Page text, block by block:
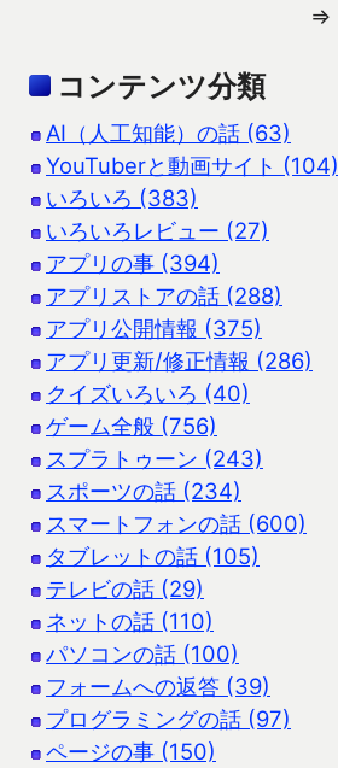
⇒
コンテンツ分類
AI（人工知能）の話 (63)
YouTuberと動画サイト (104)
いろいろ (383)
いろいろレビュー (27)
アプリの事 (394)
アプリストアの話 (288)
アプリ公開情報 (375)
アプリ更新/修正情報 (286)
クイズいろいろ (40)
ゲーム全般 (756)
スプラトゥーン (243)
スポーツの話 (234)
スマートフォンの話 (600)
タブレットの話 (105)
テレビの話 (29)
ネットの話 (110)
パソコンの話 (100)
フォームへの返答 (39)
プログラミングの話 (97)
ページの事 (150)